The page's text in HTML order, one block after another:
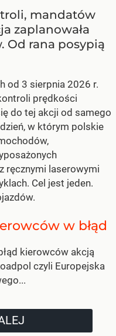
mandatów
zaplanowała
Od rana posypią
od 3 sierpnia 2026 r.
prędkości
do tej akcji od samego
w którym polskie
ręcznymi laserowymi
Cel jest jeden.
w błąd
kierowców akcją
czyli Europejska